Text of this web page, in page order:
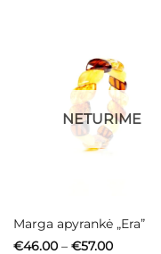
NETURIME
Marga apyrankė „Era”
€46.00 – €57.00Price